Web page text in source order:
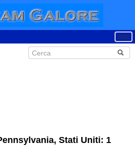
Stati Uniti: 1